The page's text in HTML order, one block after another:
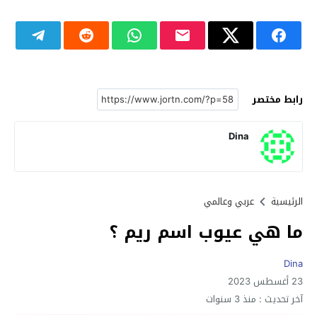
رابط مختصر
Dina
الرئيسية عربي وعالمي
ما هي عيوب اسم ريم ؟
Dina
23 أغسطس 2023
آخر تحديث : منذ 3 سنوات